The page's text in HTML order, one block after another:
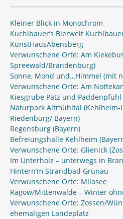
Kleiner Blick in Monochrom
Kuchlbauer’s Bierwelt
KunstHausAbensberg
Verwunschene Orte: Am
Spreewald/Brandenburg)
Sonne, Mond und…Himmel (mit
Verwunschene Orte: Am
Kiesgrube Pätz und
Naturpark Altmühltal (Kehlheim-
Riedenburg/ Bayern)
Regensburg (Bayern)
Befreiungshalle Kehlheim
Verwunschene Orte: Glienick
Im Unterholz – unterwegs in
Hintern’m Strandbad Grünau
Verwunschene Orte: Milasee
Ragow/Mittenwalde – Winter
Verwunschene Orte: Zossen/
ehemaligen Landeplatz